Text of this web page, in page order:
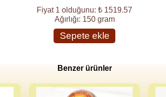
Fiyat 1 olduğunu: ₺ 1519.57
Ağırlığı: 150 gram
Sepete ekle
Benzer ürünler